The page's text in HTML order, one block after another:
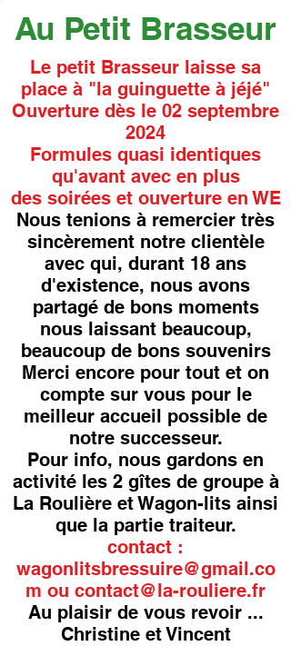
Au Petit Brasseur
Le petit Brasseur laisse sa
place à "la guinguette à jéjé"
Ouverture dès le 02 septembre
2024
Formules quasi identiques
qu'avant avec en plus
des soirées et ouverture en WE
Nous tenions à remercier très
sincèrement notre clientèle
avec qui, durant 18 ans
d'existence, nous avons
partagé de bons moments
nous laissant beaucoup,
beaucoup de bons souvenirs
Merci encore pour tout et on
compte sur vous pour le
meilleur accueil possible de
notre successeur.
Pour info, nous gardons en
activité les 2 gîtes de groupe à
La Roulière et Wagon-lits ainsi
que la partie traiteur.
contact :
wagonlitsbressuire@gmail.co
m ou contact@la-rouliere.fr
Au plaisir de vous revoir ...
Christine et Vincent